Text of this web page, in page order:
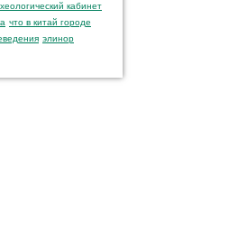
кабинет
что в китай городе
элинор